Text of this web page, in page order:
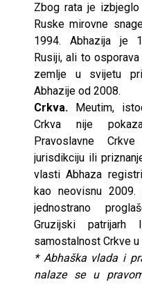
Zbog rata je izbjeglo
Ruske mirovne
1994. Abhazija je
Rusiji, ali to
zemlje u svijetu
Abhazije od 2008.
Crkva. Meutim,
Crkva nije
Pravoslavne
jurisdikciju ili
vlasti Abhaza
kao neovisnu
jednostrano
Gruzijski patrijarh
samostalnost Crkve u
* Abhaška vlada i
nalaze se u